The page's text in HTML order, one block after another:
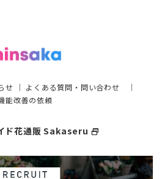
せ ｜ よくある質問・問い合わせ ｜
能改善の依頼
ド花通販 Sakaseru select_window